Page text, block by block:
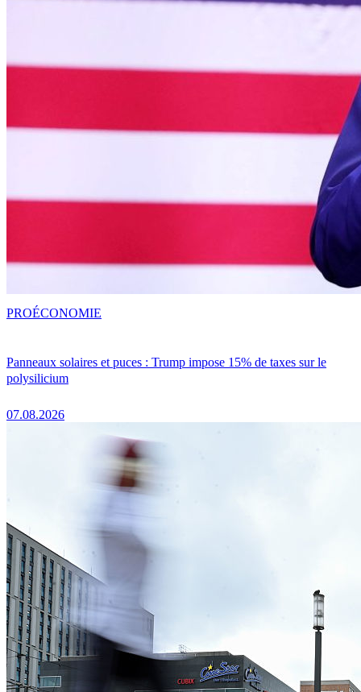
Panneaux solaires et puces : Trump impose 15% de taxes sur le
polysilicium
07.08.2026
PROÉCONOMIE